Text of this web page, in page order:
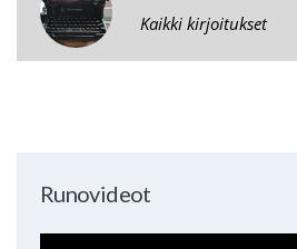
Kaikki kirjoitukset
Runovideot